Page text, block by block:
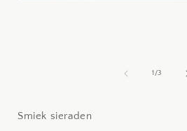
1/van
3
Smiek sieraden